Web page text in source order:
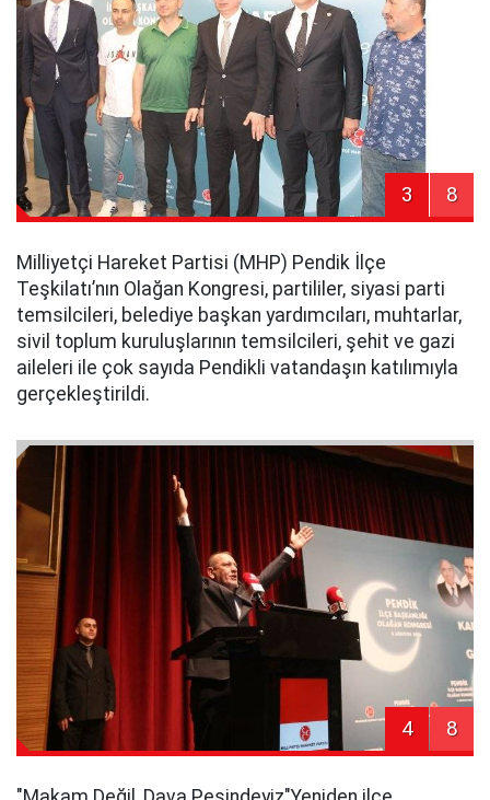
3 8
Milliyetçi Hareket Partisi (MHP) Pendik İlçe
Teşkilatı’nın Olağan Kongresi, partililer, siyasi parti
temsilcileri, belediye başkan yardımcıları, muhtarlar,
sivil toplum kuruluşlarının temsilcileri, şehit ve gazi
aileleri ile çok sayıda Pendikli vatandaşın katılımıyla
gerçekleştirildi.
4 8